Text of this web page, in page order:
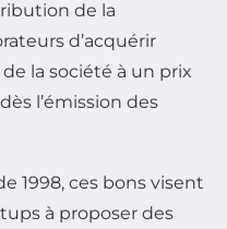
de la
d’acquérir
la société à un prix
l’émission des
1998, ces bons visent
à proposer des